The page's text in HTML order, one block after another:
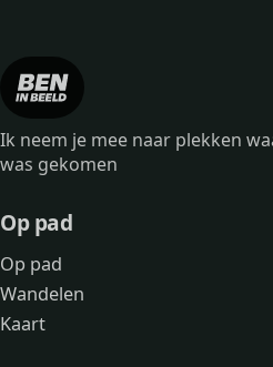
Ik neem je mee naar plekken
was gekomen
Op pad
Op pad
Wandelen
Kaart